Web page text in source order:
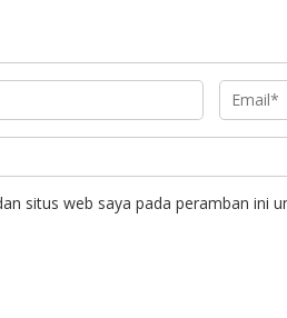
situs web saya pada peramban ini